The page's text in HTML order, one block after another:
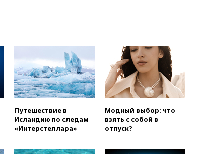
финансировании
постановил остановить
строительство бального зала в
Белом доме
вчера, 20:15Сенат США
одобрил ужесточение
санкций против России и
вчера, 20:00 СК возбудил дело
против журналистки Катерины
России
Путешествие в
Исландию по следам
«Интерстеллара»
Модный выбор: что
взять с собой в
отпуск?